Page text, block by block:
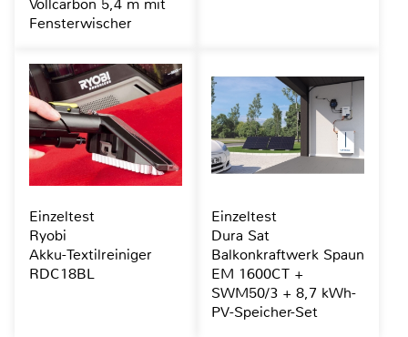
Vollcarbon 5,4 m mit
Fensterwischer
Einzeltest
Ryobi
Akku-Textilreiniger
RDC18BL
Einzeltest
Dura Sat
Balkonkraftwerk Spaun
EM 1600CT +
SWM50/3 + 8,7 kWh-
PV-Speicher-Set